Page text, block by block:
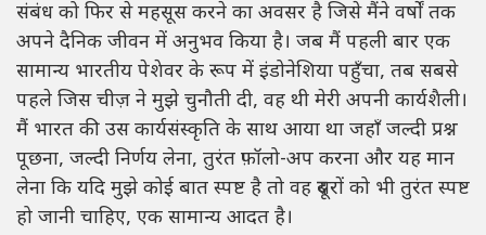
संबंध को फिर से महसूस करने का अवसर है जिसे मैंने वर्षों तक
अपने दैनिक जीवन में अनुभव किया है। जब मैं पहली बार एक
सामान्य भारतीय पेशेवर के रूप में इंडोनेशिया पहुँचा, तब सबसे
पहले जिस चीज़ ने मुझे चुनौती दी, वह थी मेरी अपनी कार्यशैली।
मैं भारत की उस कार्यसंस्कृति के साथ आया था जहाँ जल्दी प्रश्न
पूछना, जल्दी निर्णय लेना, तुरंत फ़ॉलो-अप करना और यह मान
लेना कि यदि मुझे कोई बात स्पष्ट है तो वह दूसरों को भी तुरंत स्पष्ट
हो जानी चाहिए, एक सामान्य आदत है।